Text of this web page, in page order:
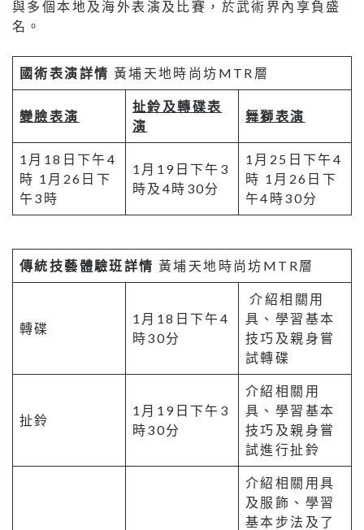
與多個本地及海外表演及比賽，於武術界內享負盛
名。
國術表演詳情 黃埔天地時尚坊MTR層
變臉表演
扯鈴及轉碟表
演
舞獅表演
1月18日下午4
時 1月26日下
午3時
1月19日下午3
時及4時30分
1月25日下午4
時 1月26日下
午4時30分
傳統技藝體驗班詳情 黃埔天地時尚坊MTR層
轉碟
1月18日下午4
時30分
介紹相關用
具、學習基本
技巧及親身嘗
試轉碟
扯鈴
1月19日下午3
時30分
介紹相關用
具、學習基本
技巧及親身嘗
試進行扯鈴
介紹相關用具
及服飾、學習
基本步法及了